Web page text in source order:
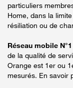
particuliers
Home, dans la
résiliation ou de
Réseau mobile N°1
de la qualité de
Orange est 1er ou
mesurés. En savoir